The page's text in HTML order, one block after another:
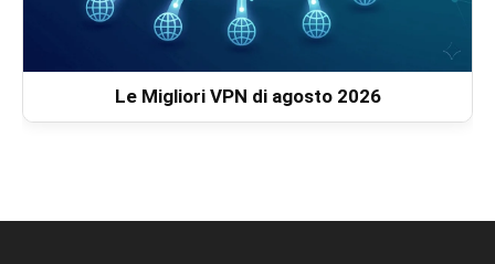
Le Migliori VPN di agosto 2026